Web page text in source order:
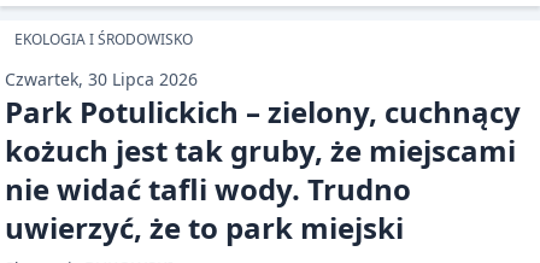
EKOLOGIA I ŚRODOWISKO
Czwartek, 30 Lipca 2026
Park Potulickich – zielony, cuchnący
kożuch jest tak gruby, że miejscami
nie widać tafli wody. Trudno
uwierzyć, że to park miejski